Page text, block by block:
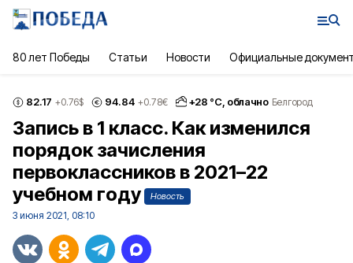
80 лет Победы Статьи Новости Официальные
82.17 +0.76$ 94.84 +0.78€ +28 °С, облачно Белгород
Запись в 1 класс. Как изменился
порядок зачисления
первоклассников в 2021–22
учебном году
Новость
3 июня 2021, 08:10